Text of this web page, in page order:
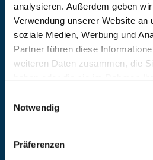
analysieren. Außerdem geben
Verwendung unserer Website an
soziale Medien, Werbung und
Partner führen diese
weiteren Daten zusammen, die
Notwendig
Präferenzen
ADRESSE
Ziegelhöhe 8, Berngau, D-92361
BÜRO HOTLINE
+49 (0) 9181/2593-0
BERATUNG & BESTELLUNG
UNTERNEHMEN